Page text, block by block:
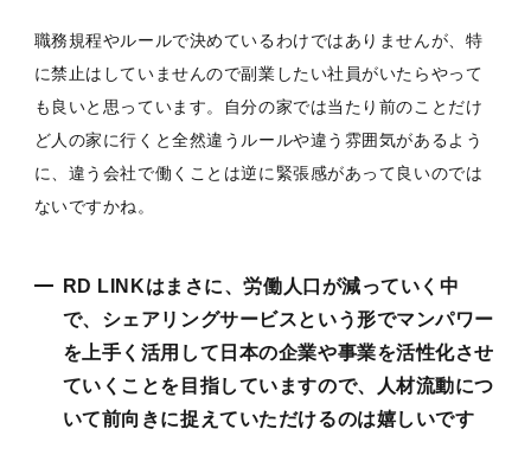
職務規程やルールで決めているわけではありませんが、特
に禁止はしていませんので副業したい社員がいたらやって
も良いと思っています。自分の家では当たり前のことだけ
ど人の家に行くと全然違うルールや違う雰囲気があるよう
に、違う会社で働くことは逆に緊張感があって良いのでは
ないですかね。
RD LINKはまさに、労働人口が減っていく中
で、シェアリングサービスという形でマンパワー
を上手く活用して日本の企業や事業を活性化させ
ていくことを目指していますので、人材流動につ
いて前向きに捉えていただけるのは嬉しいです